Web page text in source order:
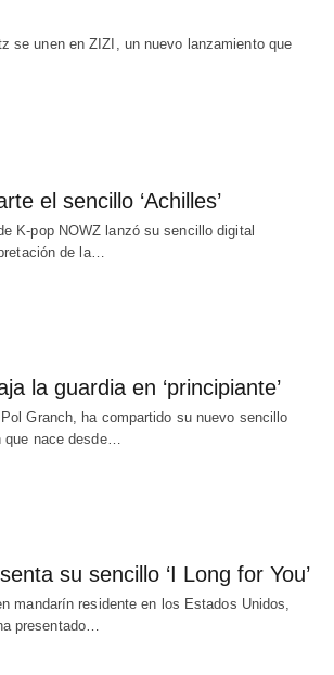
se unen en ZIZI, un nuevo lanzamiento que
el sencillo ‘Achilles’
K-pop NOWZ lanzó su sencillo digital
de la…
la guardia en ‘principiante’
Granch, ha compartido su nuevo sencillo
nace desde…
su sencillo ‘I Long for You’
mandarín residente en los Estados Unidos,
presentado…